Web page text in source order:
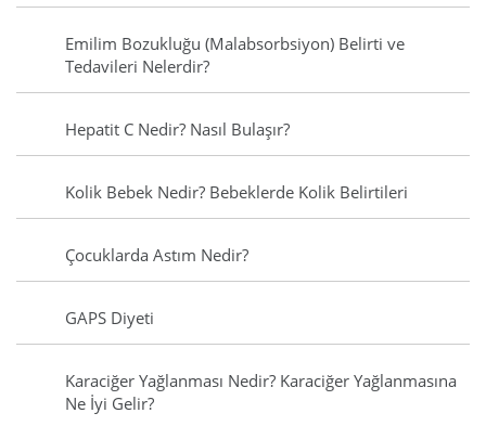
Emilim Bozukluğu (Malabsorbsiyon) Belirti ve
Tedavileri Nelerdir?
Hepatit C Nedir? Nasıl Bulaşır?
Kolik Bebek Nedir? Bebeklerde Kolik Belirtileri
Çocuklarda Astım Nedir?
GAPS Diyeti
Karaciğer Yağlanması Nedir? Karaciğer Yağlanmasına
Ne İyi Gelir?